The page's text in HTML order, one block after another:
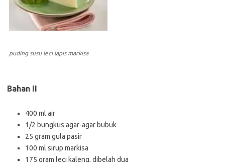
puding susu leci lapis markisa
Bahan II
400 ml air
1/2 bungkus agar-agar bubuk
25 gram gula pasir
100 ml sirup markisa
175 gram leci kaleng, dibelah dua